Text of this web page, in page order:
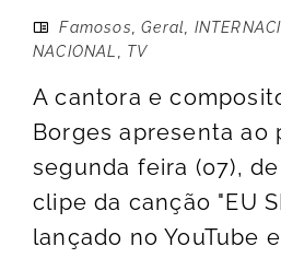
Famosos ,Geral
NACIONAL
TV
A cantora e
Borges apresenta ao
segunda feira (07),
clipe da canção "EU
lançado no YouTube